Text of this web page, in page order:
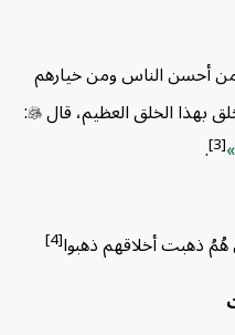
الناس ومن خيارهم
الخلق العظيم، قال
:
أخلاقهم ذهبوا[4]